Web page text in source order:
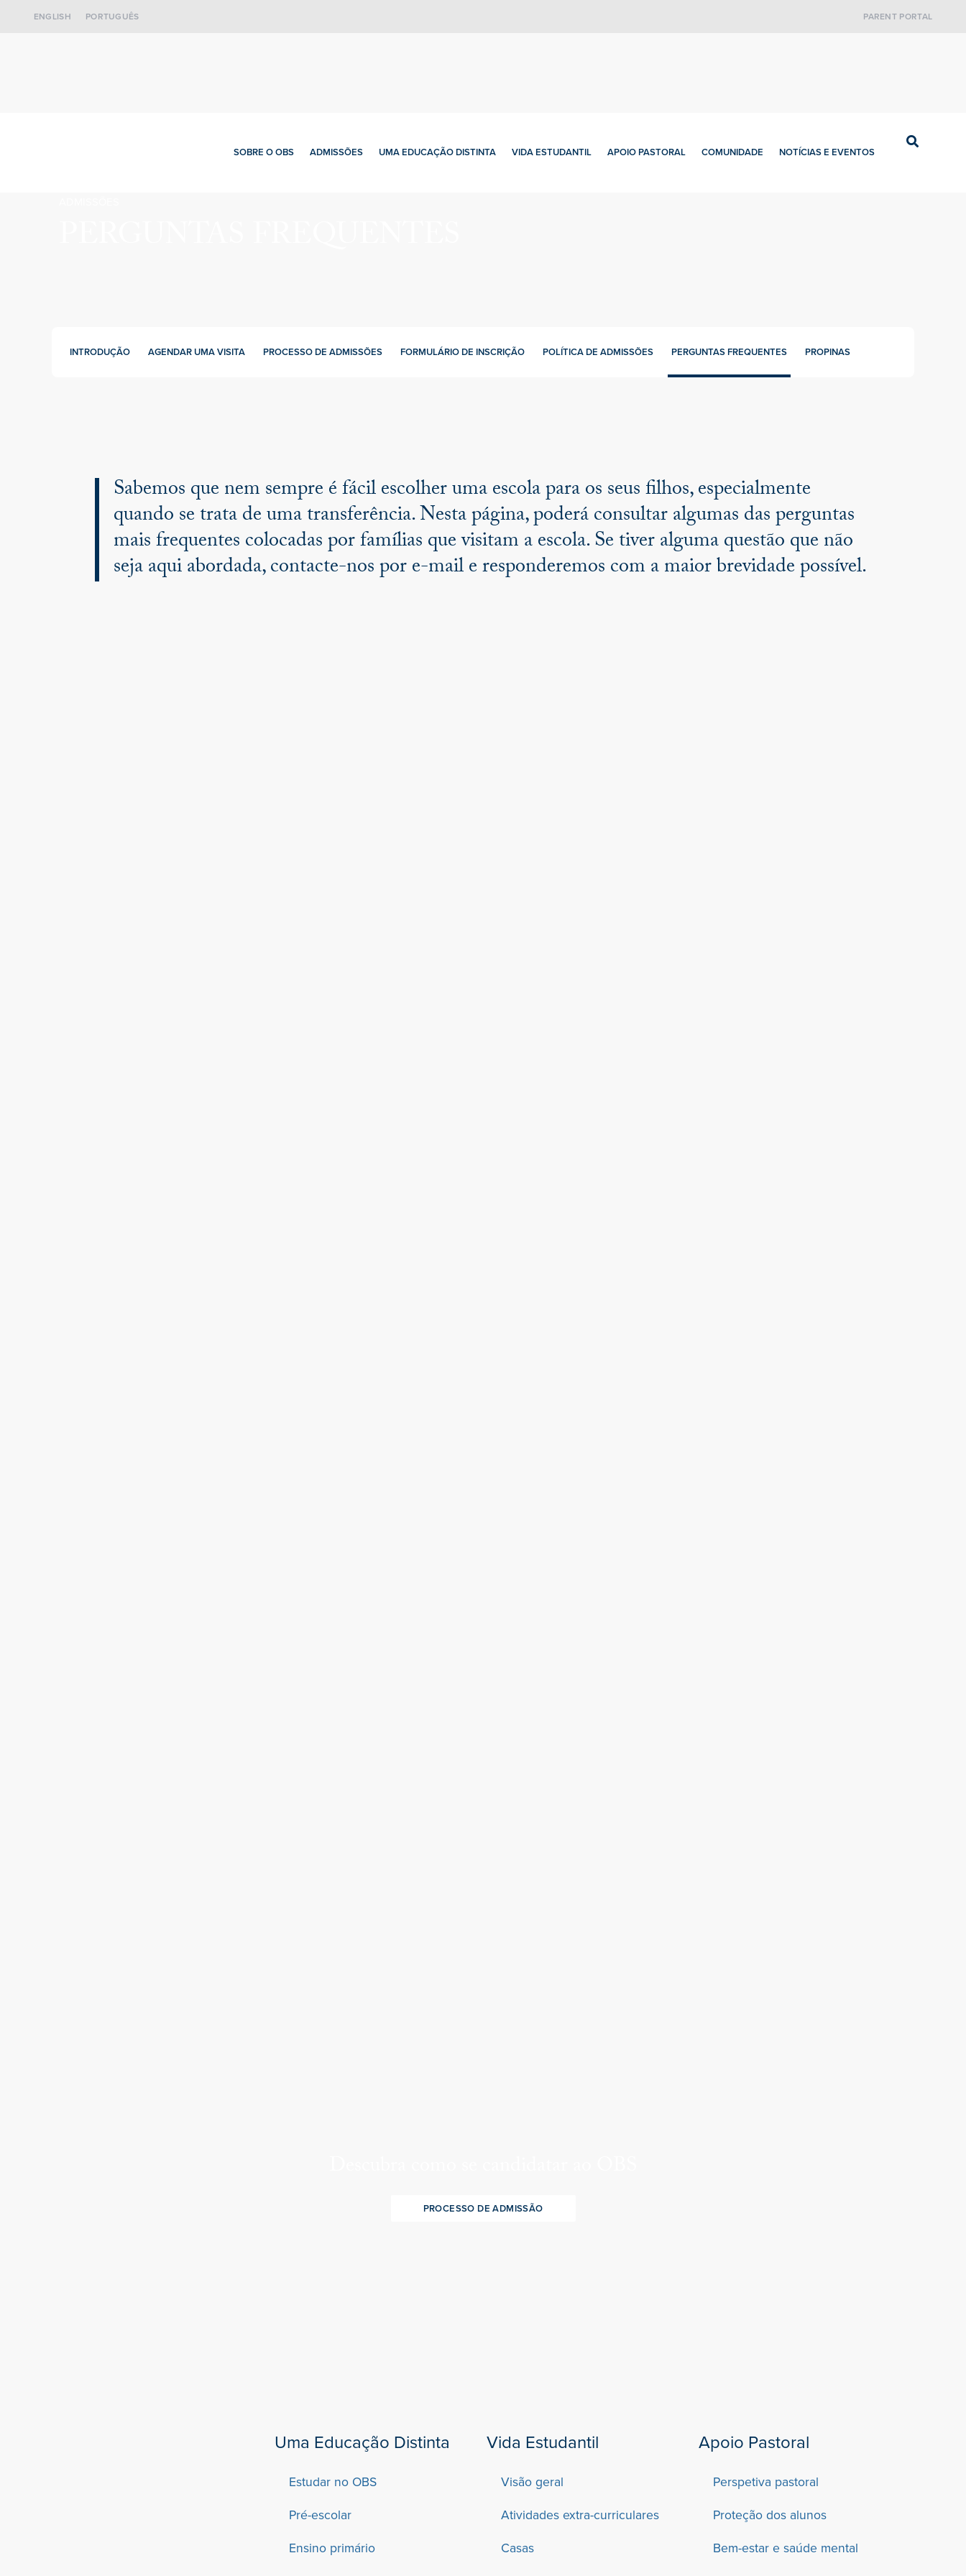
ENGLISH PORTUGUÊS PARENT PORTAL
SOBRE O OBS ADMISSÕES UMA EDUCAÇÃO DISTINTA VIDA ESTUDANTIL APOIO PASTORAL COMUNIDADE NOTÍCIAS E EVENTOS
INTRODUÇÃO AGENDAR UMA VISITA PROCESSO DE ADMISSÕES FORMULÁRIO DE INSCRIÇÃO POLÍTICA DE ADMISSÕES PERGUNTAS FREQUENTES PROPINAS
Sabemos que nem sempre é fácil escolher uma escola para os seus filhos, especialmente
quando se trata de uma transferência. Nesta página, poderá consultar algumas das perguntas
mais frequentes colocadas por famílias que visitam a escola. Se tiver alguma questão que não
seja aqui abordada, contacte-nos por e-mail e responderemos com a maior brevidade possível.
PROCESSO DE ADMISSÃO
Uma Educação Distinta
Estudar no OBS
Pré-escolar
Ensino primário
Vida Estudantil
Visão geral
Atividades extra-curriculares
Casas
Apoio Pastoral
Perspetiva pastoral
Proteção dos alunos
Bem-estar e saúde mental